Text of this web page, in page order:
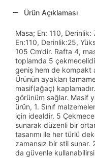
Ürün Açıklaması
Masa; En: 110, Derinlik:
En:110, Derinlik:25,
105 Cm’dir. Rafta 4,
toplamda 5
geniş hem de kompakt
Ürünün ayakları
masif(ağaç)
görünüm sağlar. Masif
ürün, 1. Sınıf
için idealdir. 5
sunarak düzenli bir
tasarımı ile her türlü
zamansız bir stil sunar.
da güvenle